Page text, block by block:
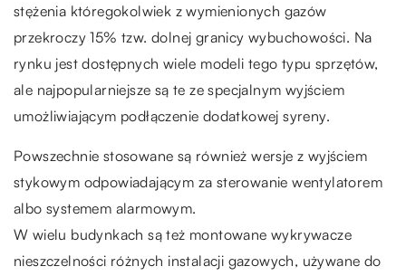
stężenia któregokolwiek z wymienionych gazów
przekroczy 15% tzw. dolnej granicy wybuchowości. Na
rynku jest dostępnych wiele modeli tego typu sprzętów,
ale najpopularniejsze są te ze specjalnym wyjściem
umożliwiającym podłączenie dodatkowej syreny.
Powszechnie stosowane są również wersje z wyjściem
stykowym odpowiadającym za sterowanie wentylatorem
albo systemem alarmowym.
W wielu budynkach są też montowane wykrywacze
nieszczelności różnych instalacji gazowych, używane do